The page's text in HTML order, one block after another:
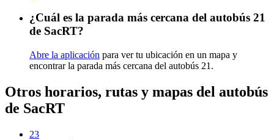
¿Cuál es la parada más cercana del autobús 21
de SacRT?
Abre la aplicación para ver tu ubicación en un mapa y
encontrar la parada más cercana del autobús 21.
Otros horarios, rutas y mapas del autobús
de SacRT
23